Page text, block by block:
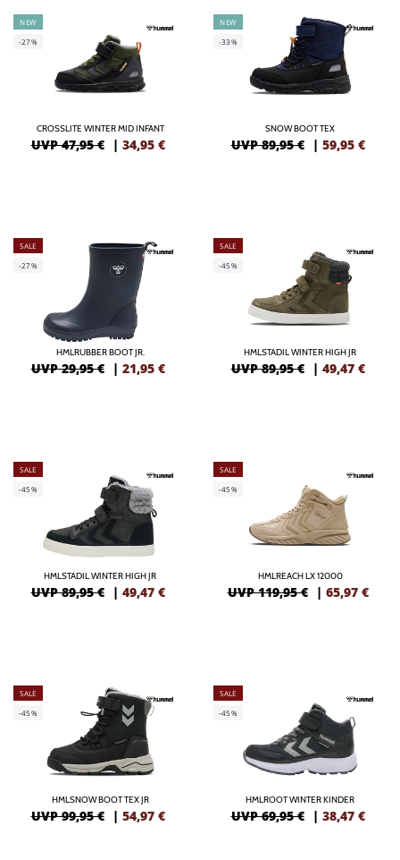
NEW
-27%
CROSSLITE WINTER MID INFANT
UVP 47,95 € | 34,95 €
NEW
-33%
SNOW BOOT TEX
UVP 89,95 € | 59,95 €
SALE
-27%
HMLRUBBER BOOT JR.
UVP 29,95 € | 21,95 €
SALE
-45%
HMLSTADIL WINTER HIGH JR
UVP 89,95 € | 49,47 €
SALE
-45%
HMLSTADIL WINTER HIGH JR
UVP 89,95 € | 49,47 €
SALE
-45%
HMLREACH LX 12000
UVP 119,95 € | 65,97 €
SALE
-45%
HMLSNOW BOOT TEX JR
UVP 99,95 € | 54,97 €
SALE
-45%
HMLROOT WINTER KINDER
UVP 69,95 € | 38,47 €